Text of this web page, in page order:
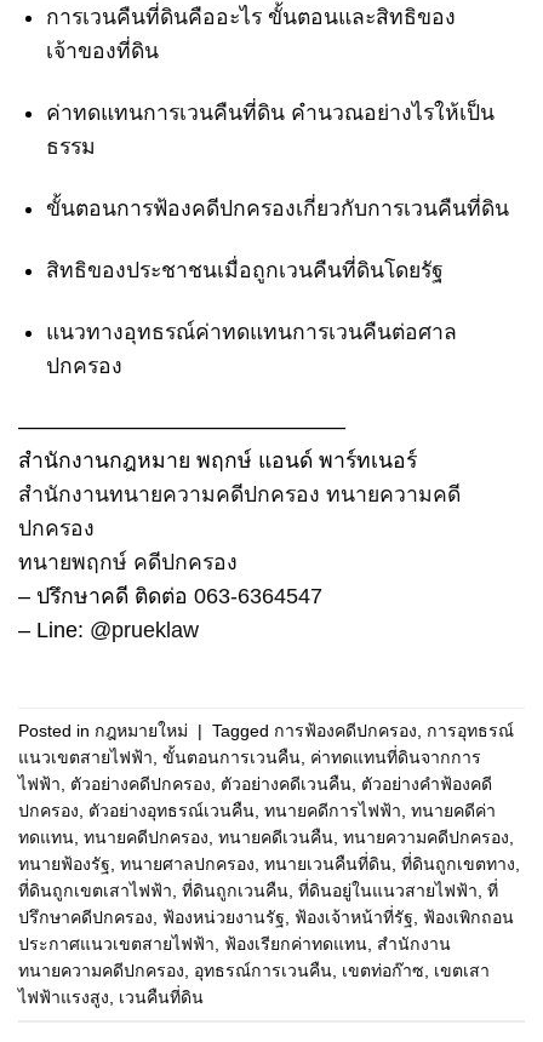
การเวนคืนที่ดินคืออะไร ขั้นตอนและสิทธิของ
เจ้าของที่ดิน
ค่าทดแทนการเวนคืนที่ดิน คำนวณอย่างไรให้เป็น
ธรรม
ขั้นตอนการฟ้องคดีปกครองเกี่ยวกับการเวนคืนที่ดิน
สิทธิของประชาชนเมื่อถูกเวนคืนที่ดินโดยรัฐ
แนวทางอุทธรณ์ค่าทดแทนการเวนคืนต่อศาล
ปกครอง
———————————————
สำนักงานกฎหมาย พฤกษ์ แอนด์ พาร์ทเนอร์
สำนักงานทนายความคดีปกครอง ทนายความคดี
ปกครอง
ทนายพฤกษ์ คดีปกครอง
– ปรึกษาคดี ติดต่อ 063-6364547
– Line: @prueklaw
Posted in กฎหมายใหม่ | Tagged การฟ้องคดีปกครอง
การอุทธรณ์
แนวเขตสายไฟฟ้า ขั้นตอนการเวนคืน ค่าทดแทนที่ดินจากการ
ไฟฟ้า
ตัวอย่างคดีปกครอง ตัวอย่างคดีเวนคืน ตัวอย่างคำฟ้องคดี
ปกครอง
ตัวอย่างอุทธรณ์เวนคืน ทนายคดีการไฟฟ้า ทนายคดีค่า
ทดแทน ทนายคดีปกครอง ทนายคดีเวนคืน ทนายความคดีปกครอง
ทนายฟ้องรัฐ ทนายศาลปกครอง ทนายเวนคืนที่ดิน ที่ดินถูกเขตทาง
ที่ดินถูกเขตเสาไฟฟ้า ที่ดินถูกเวนคืน ที่ดินอยู่ในแนวสายไฟฟ้า ที่
ปรึกษาคดีปกครอง
ฟ้องหน่วยงานรัฐ ฟ้องเจ้าหน้าที่รัฐ
ฟ้องเพิกถอน
ประกาศแนวเขตสายไฟฟ้า
ฟ้องเรียกค่าทดแทน สำนักงาน
ทนายความคดีปกครอง
อุทธรณ์การเวนคืน เขตท่อก๊าซ
เขตเสา
ไฟฟ้าแรงสูง
เวนคืนที่ดิน